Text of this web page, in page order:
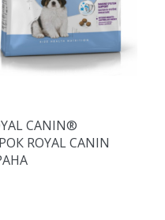
CANIN®
ROYAL CANIN